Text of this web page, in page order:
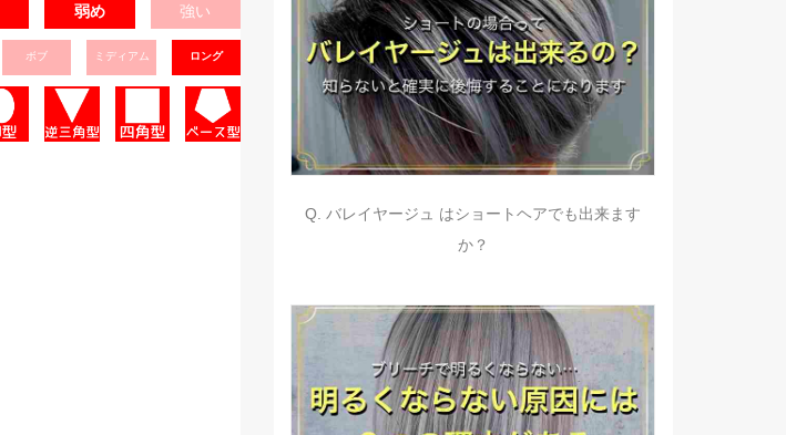
弱め 強い
ボブ ミディアム ロング
Q. バレイヤージュ はショートヘアでも出来ます
か？